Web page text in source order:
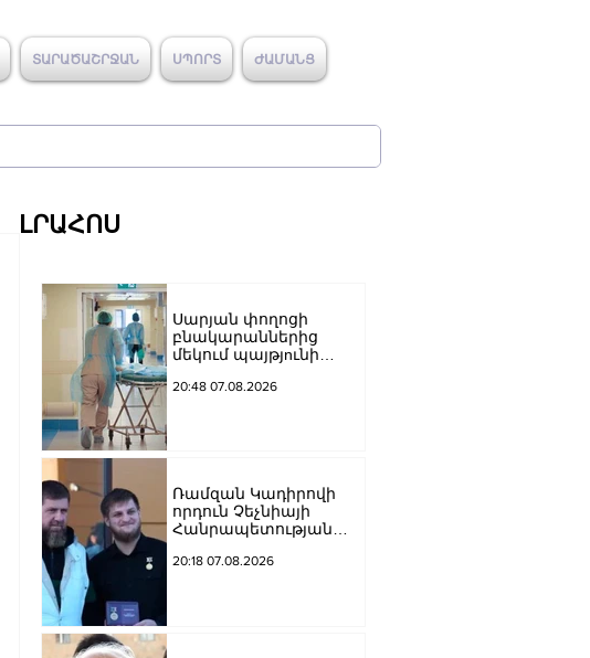
ՏԱՐԱԾԱՇՐՋԱՆ ՍՊՈՐՏ ԺԱՄԱՆՑ
ԼՐԱՀՈՍ
Սարյան փողոցի
բնակարաններից
մեկում պայթյnւնի
տղամարդը
20:48 07.08.2026
Ռամզան Կադիրովի
որդուն Չեչնիայի
Հանրապետության
շնորհել
20:18 07.08.2026